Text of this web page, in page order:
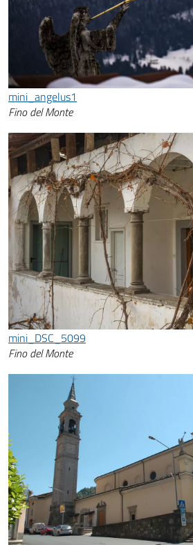
mini_angelus1
Fino del Monte
mini_DSC_5099
Fino del Monte